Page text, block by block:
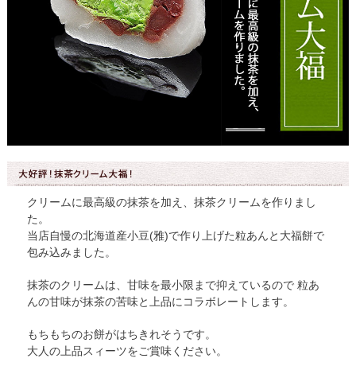
クリームに最高級の抹茶を加え、抹茶クリームを作りまし
た。
当店自慢の北海道産小豆(雅)で作り上げた粒あんと大福餅で
包み込みました。
抹茶のクリームは、甘味を最小限まで抑えているので 粒あ
んの甘味が抹茶の苦味と上品にコラボレートします。
もちもちのお餅がはちきれそうです。
大人の上品スィーツをご賞味ください。